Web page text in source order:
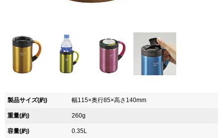
製品サイズ(約) 幅115×奥行85×高さ140mm
重量(約) 260g
容量(約) 0.35L